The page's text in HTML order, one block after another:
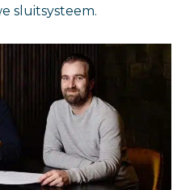
sluitsysteem.